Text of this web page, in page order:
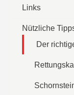
Links
Nützliche
Der